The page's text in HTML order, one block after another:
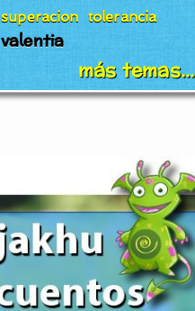
superacion tolerancia
valentia
más temas...